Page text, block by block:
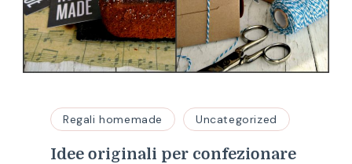
Regali homemade Uncategorized
Idee originali per confezionare